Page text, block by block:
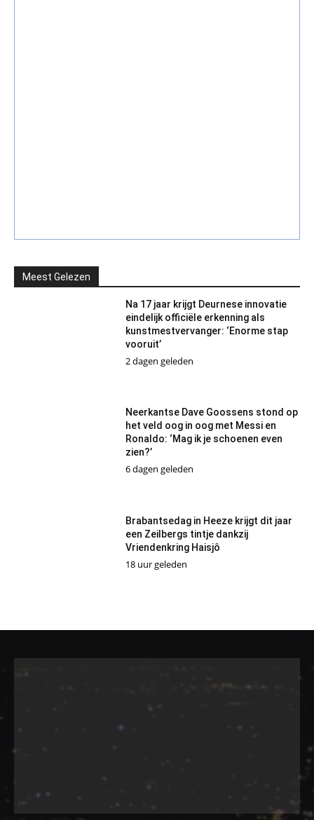
Meest Gelezen
Na 17 jaar krijgt Deurnese innovatie
eindelijk officiële erkenning als
kunstmestvervanger: ‘Enorme stap
vooruit’
2 dagen geleden
Neerkantse Dave Goossens stond op
het veld oog in oog met Messi en
Ronaldo: ‘Mag ik je schoenen even
zien?’
6 dagen geleden
Brabantsedag in Heeze krijgt dit jaar
een Zeilbergs tintje dankzij
Vriendenkring Haisjô
18 uur geleden